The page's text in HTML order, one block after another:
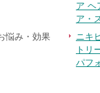
ア ヘ
ア・
悩み・効果
ニキ
トリ
パフ